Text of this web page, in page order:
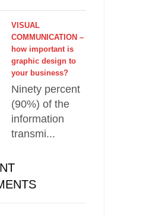
VISUAL
COMMUNICATION –
how important is
graphic design to
your business?
Ninety percent
(90%) of the
information
transmi...